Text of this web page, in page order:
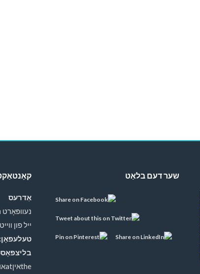
אַדרעס
ייל פון ווייט,
טעלעפאָן:
theאיןatאוןrעםiלל@hotmaאיךl.co.uk
שער דעם בלאַט